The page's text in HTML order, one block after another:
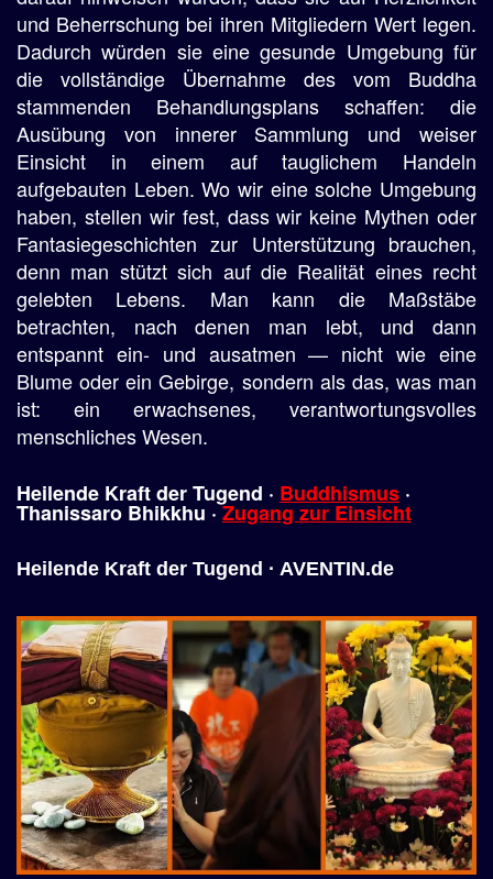
und Beherrschung bei ihren Mitgliedern Wert legen.
Dadurch würden sie eine gesunde Umgebung für
die vollständige Übernahme des vom Buddha
stammenden Behandlungsplans schaffen: die
Ausübung von innerer Sammlung und weiser
Einsicht in einem auf tauglichem Handeln
aufgebauten Leben. Wo wir eine solche Umgebung
haben, stellen wir fest, dass wir keine Mythen oder
Fantasiegeschichten zur Unterstützung brauchen,
denn man stützt sich auf die Realität eines recht
gelebten Lebens. Man kann die Maßstäbe
betrachten, nach denen man lebt, und dann
entspannt ein- und ausatmen — nicht wie eine
Blume oder ein Gebirge, sondern als das, was man
ist: ein erwachsenes, verantwortungsvolles
menschliches Wesen.
Heilende Kraft der Tugend · Buddhismus ·
Thanissaro Bhikkhu ·Zugang zur Einsicht
Heilende Kraft der Tugend · AVENTIN.de